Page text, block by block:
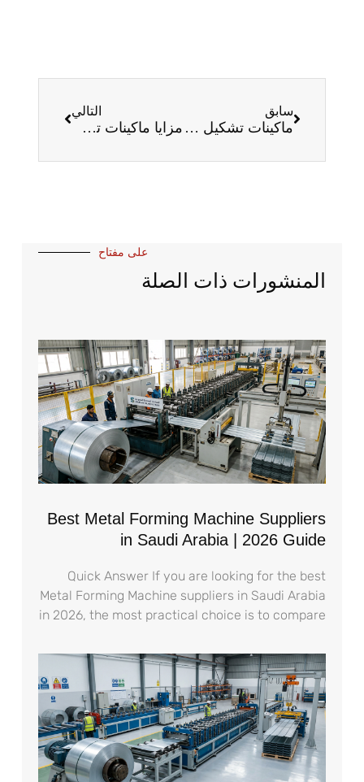
سابق
ماكينات تشكيل الأبواب ذات المصراع الأسطواني
التالي
مزايا ماكينات تشكيل المعادن المحمولة للدرفلة
على مفتاح
المنشورات ذات الصلة
Best Metal Forming Machine Suppliers
in Saudi Arabia | 2026 Guide
Quick Answer If you are looking for the best
Metal Forming Machine suppliers in Saudi Arabia
in 2026, the most practical choice is to compare